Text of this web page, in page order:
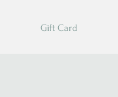
Gift Card